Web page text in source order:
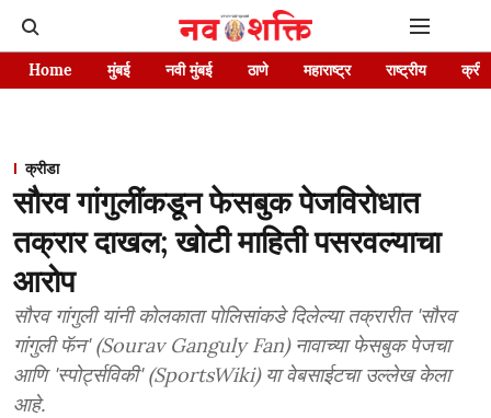
Home मुंबई नवी मुंबई ठाणे महाराष्ट्र राष्ट्रीय
क्रीडा
सौरव गांगुलींकडून फेसबुक पेजविरोधात
तक्रार दाखल; खोटी माहिती पसरवल्याचा
आरोप
सौरव गांगुली यांनी कोलकाता पोलिसांकडे दिलेल्या तक्रारीत 'सौरव
गांगुली फॅन' (Sourav Ganguly Fan) नावाच्या फेसबुक पेजचा
आणि 'स्पोर्ट्सविकी' (SportsWiki) या वेबसाईटचा उल्लेख केला
आहे.